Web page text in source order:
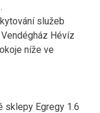
služeb
Hévíz
níže ve
sklepy Egregy 1.6